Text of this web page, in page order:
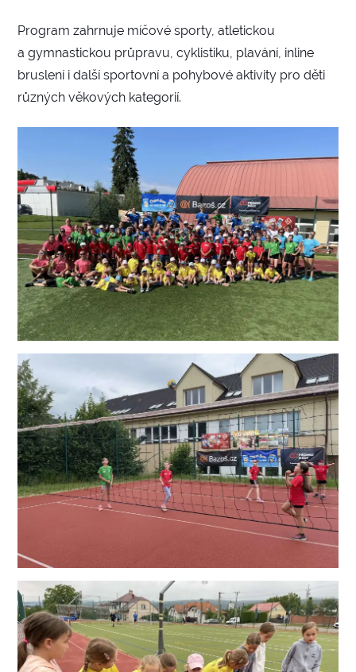
Program zahrnuje míčové sporty, atletickou
a gymnastickou průpravu, cyklistiku, plavání, inline
bruslení i další sportovní a pohybové aktivity pro děti
různých věkových kategorií.